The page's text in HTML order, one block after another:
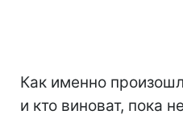
Как именно
и кто виноват, пока